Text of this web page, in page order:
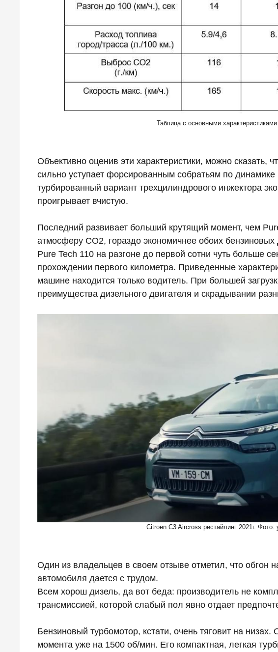
Таблица с основными
Объективно оценив эти характеристики, можно сказать,
сильно уступает форсированным собратьям по динамике
турбированный вариант трехцилиндрового инжектора
проигрывает вчистую.
Последний развивает больший крутящий момент, чем
атмосферу CO2, гораздо экономичнее обоих
Pure Tech 110 на разгоне до первой сотни чуть больше
прохождении первого километра. Приведенные
машине находится только водитель. При большей
преимущества дизельного двигателя и скрадывании
Citroen C3 Aircross рестайлинг 2021г. Фото:
Один из владельцев в своем отзыве отметил, что обгон
автомобиля дается с трудом.
Всем хорош дизель, да вот беда: производитель не
трансмиссией, которой слабый пол явно отдает
Бензиновый турбомотор, кстати, очень тяговит на низах.
момента уже на 1500 об/мин. Его компактная, легкая